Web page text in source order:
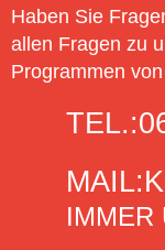
Haben Sie
allen Fragen zu
Programmen
TEL.:
MAIL:
IMMER